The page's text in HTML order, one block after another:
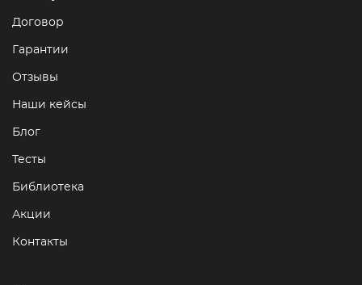
Договор
Гарантии
Отзывы
Наши кейсы
Блог
Тесты
Библиотека
Акции
Контакты